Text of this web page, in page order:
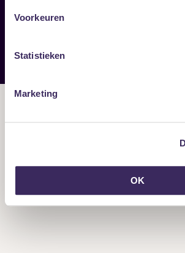
Voorkeuren
Statistieken
Marketing
OK